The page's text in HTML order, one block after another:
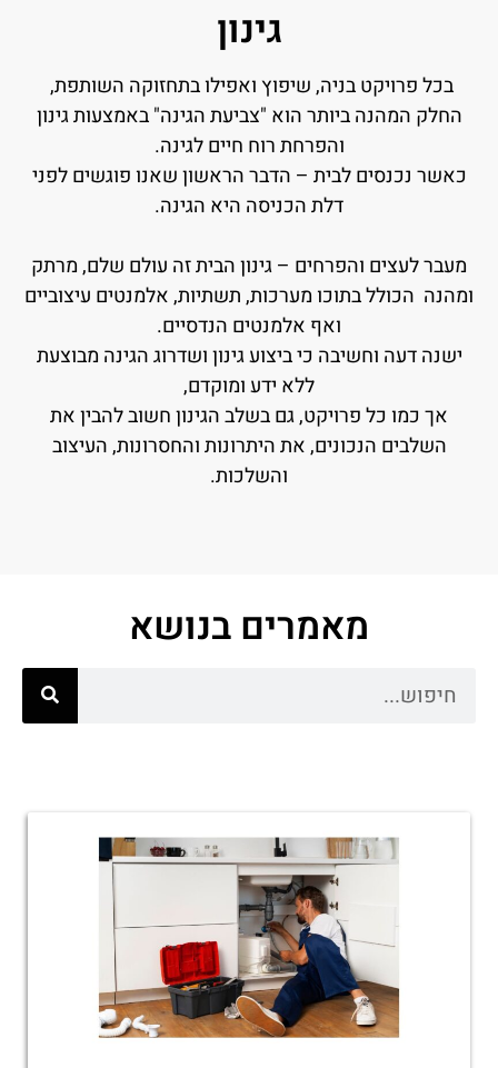
גינון
בכל פרויקט בניה, שיפוץ ואפילו בתחזוקה השותפת,
החלק המהנה ביותר הוא "צביעת הגינה" באמצעות גינון
והפרחת רוח חיים לגינה.
כאשר נכנסים לבית – הדבר הראשון שאנו פוגשים לפני
דלת הכניסה היא הגינה.
מעבר לעצים והפרחים – גינון הבית זה עולם שלם, מרתק
ומהנה הכולל בתוכו מערכות, תשתיות, אלמנטים עיצוביים
ואף אלמנטים הנדסיים.
ישנה דעה וחשיבה כי ביצוע גינון ושדרוג הגינה מבוצעת
ללא ידע ומוקדם,
אך כמו כל פרויקט, גם בשלב הגינון חשוב להבין את
השלבים הנכונים, את היתרונות והחסרונות, העיצוב
והשלכות.
מאמרים בנושא